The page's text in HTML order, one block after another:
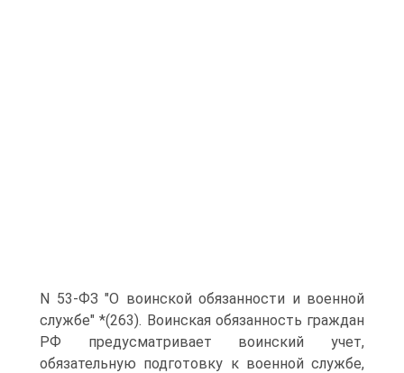
N 53-ФЗ "О воинской обязанности и военной
службе" *(263). Воинская обязанность граждан
РФ предусматривает воинский учет,
обязательную подготовку к военной службе,